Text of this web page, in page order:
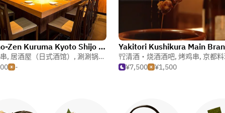
Kyo-no-Zen Kuruma Kyoto Shijo Karasuma
, 居酒屋（日式酒馆） , 涮涮锅（火锅）
-
Yakitori Kushikura Main
清酒・烧酒酒吧, 烤鸡串, 京都
¥7,500
¥1,500